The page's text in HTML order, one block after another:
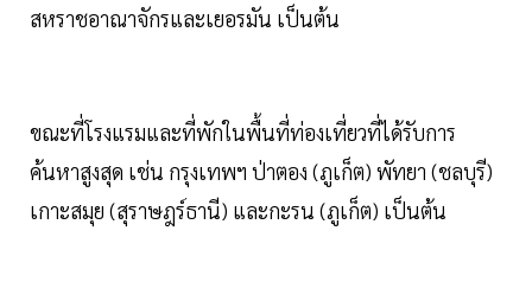
สหราชอาณาจักรและเยอรมัน เป็นต้น
ขณะที่โรงแรมและที่พักในพื้นที่ท่องเที่ยวที่ได้รับการ
ค้นหาสูงสุด เช่น กรุงเทพฯ ป่าตอง (ภูเก็ต) พัทยา (ชลบุรี)
เกาะสมุย (สุราษฎร์ธานี) และกะรน (ภูเก็ต) เป็นต้น